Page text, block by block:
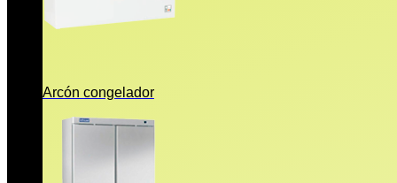
Arcón congelador